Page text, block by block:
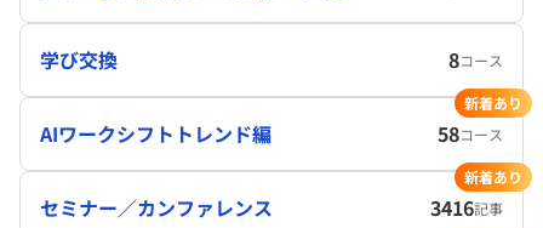
学び交換 8コース
AIワークシフトトレンド編 58コース
新着あり
セミナー／カンファレンス 3416記事
新着あり